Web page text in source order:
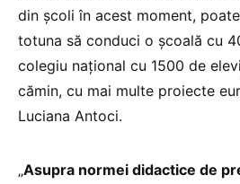
din școli în acest moment,
totuna să conduci o școală cu
colegiu național cu 1500 de
cămin, cu mai multe proiecte
Luciana Antoci.
„Asupra normei didactice de